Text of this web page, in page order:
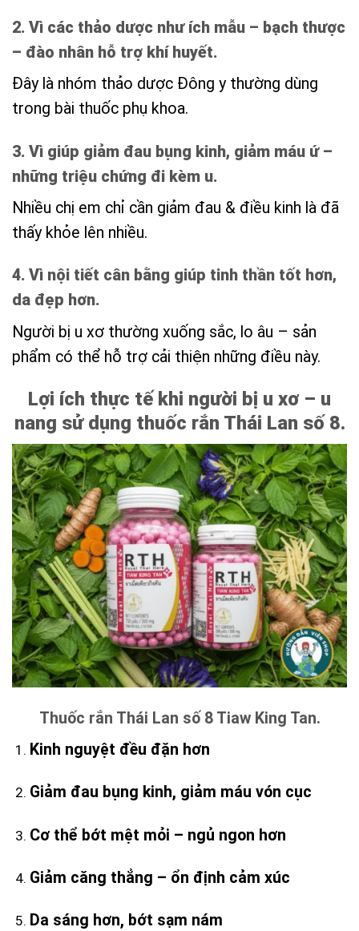
2. Vì các thảo dược như ích mẫu – bạch thược
– đào nhân hỗ trợ khí huyết.
Đây là nhóm thảo dược Đông y thường dùng
trong bài thuốc phụ khoa.
3. Vì giúp giảm đau bụng kinh, giảm máu ứ –
những triệu chứng đi kèm u.
Nhiều chị em chỉ cần giảm đau & điều kinh là đã
thấy khỏe lên nhiều.
4. Vì nội tiết cân bằng giúp tinh thần tốt hơn,
da đẹp hơn.
Người bị u xơ thường xuống sắc, lo âu – sản
phẩm có thể hỗ trợ cải thiện những điều này.
Lợi ích thực tế khi người bị u xơ – u
nang sử dụng thuốc rắn Thái Lan số 8.
Thuốc rắn Thái Lan số 8 Tiaw King Tan.
Kinh nguyệt đều đặn hơn
Giảm đau bụng kinh, giảm máu vón cục
Cơ thể bớt mệt mỏi – ngủ ngon hơn
Giảm căng thẳng – ổn định cảm xúc
Da sáng hơn, bớt sạm nám